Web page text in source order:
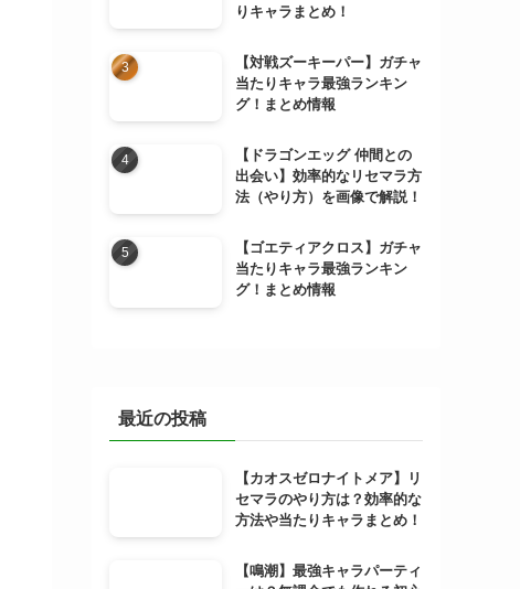
りキャラまとめ！
【対戦ズーキーパー】ガチャ
当たりキャラ最強ランキン
グ！まとめ情報
【ドラゴンエッグ 仲間との
出会い】効率的なリセマラ方
法（やり方）を画像で解説！
【ゴエティアクロス】ガチャ
当たりキャラ最強ランキン
グ！まとめ情報
最近の投稿
【カオスゼロナイトメア】リ
セマラのやり方は？効率的な
方法や当たりキャラまとめ！
【鳴潮】最強キャラパーティ